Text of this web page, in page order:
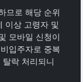
므로 해당 순위
이상 고령자 및
모바일 신청이
입주자로 중복
락 처리되니